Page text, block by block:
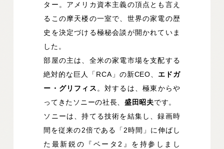
ター。アメリカ資本主義の頂点とも言え
るこの摩天楼の一室で、世界の家電の歴
史を決定づける極秘会談が開かれていま
した。
部屋の主は、全米の家電市場を支配する
絶対的な巨人「RCA」の新CEO、 エドガ
ー・グリフィス 。対するは、極東からや
ってきたソニーの社長、盛田昭夫です。
ソニーは、持てる技術を結集し、録画時
間を従来の2倍である「2時間」に伸ばし
た最新鋭の『ベータ2』を持参しまし